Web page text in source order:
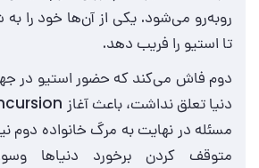
روبه‌رو می‌شود. یکی از آن‌ها خود را
تا استیو را فریب دهد.
دوم فاش می‌کند که حضور استیو در
مسئله در نهایت به مرگ خانواده دوم
متوقف کردن برخورد دنیاها